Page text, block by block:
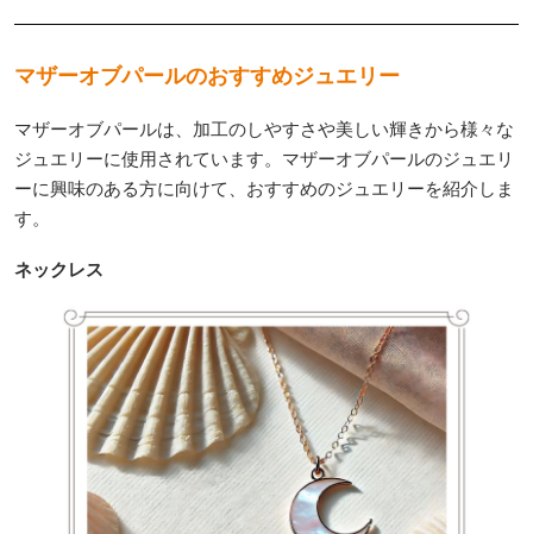
マザーオブパールのおすすめジュエリー
マザーオブパールは、加工のしやすさや美しい輝きから様々な
ジュエリーに使用されています。マザーオブパールのジュエリ
ーに興味のある方に向けて、おすすめのジュエリーを紹介しま
す。
ネックレス